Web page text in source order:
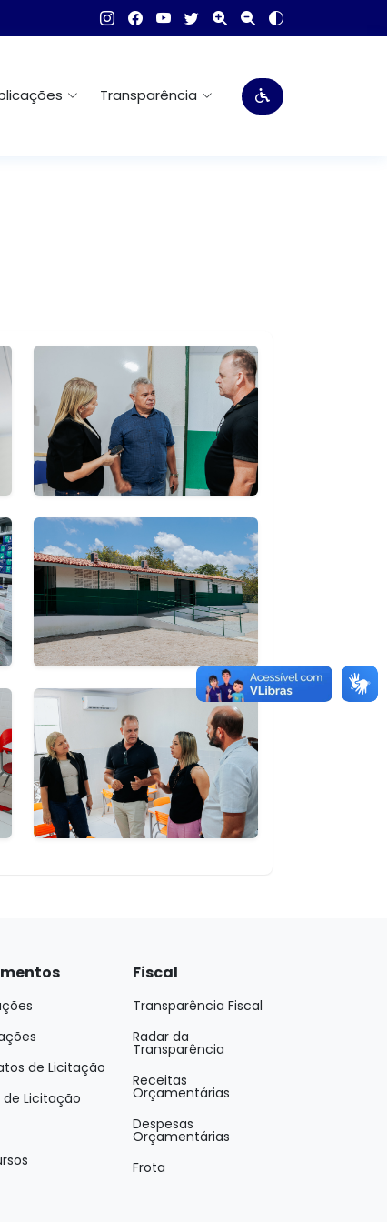
Transparência
de Licitação
de Licitação
Fiscal
Transparência Fiscal
Radar da
Transparência
Receitas
Orçamentárias
Despesas
Orçamentárias
Frota